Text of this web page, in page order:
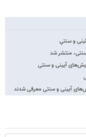
و سنتیِ
منتشر شد
آیینی و سنتی
آیینی و سنتی معرفی شدند